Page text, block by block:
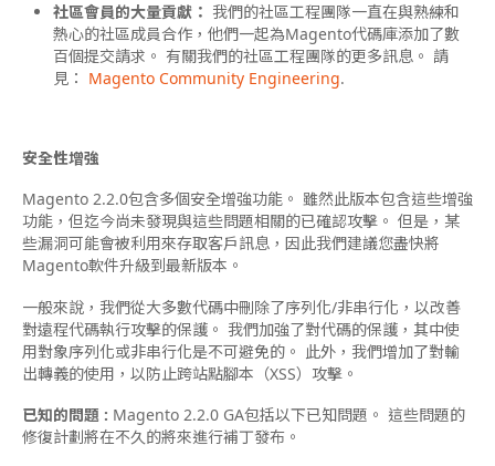
社區會員的大量貢獻： 我們的社區工程團隊一直在與熟練和
熱心的社區成員合作，他們一起為Magento代碼庫添加了數
百個提交請求。 有關我們的社區工程團隊的更多訊息。 請
見： Magento Community Engineering.
安全性增強
Magento 2.2.0包含多個安全增強功能。 雖然此版本包含這些增強
功能，但迄今尚未發現與這些問題相關的已確認攻擊。 但是，某
些漏洞可能會被利用來存取客戶訊息，因此我們建議您盡快將
Magento軟件升級到最新版本。
一般來說，我們從大多數代碼中刪除了序列化/非串行化，以改善
對遠程代碼執行攻擊的保護。 我們加強了對代碼的保護，其中使
用對象序列化或非串行化是不可避免的。 此外，我們增加了對輸
出轉義的使用，以防止跨站點腳本（XSS）攻擊。
已知的問題 : Magento 2.2.0 GA包括以下已知問題。 這些問題的
修復計劃將在不久的將來進行補丁發布。